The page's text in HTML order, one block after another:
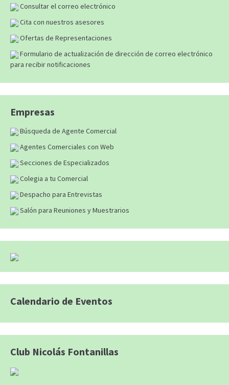
Consultar el correo electrónico
Cita con nuestros asesores
Ofertas de Representaciones
Formulario de actualización de dirección de correo electrónico
para recibir notificaciones
Empresas
Búsqueda de Agente Comercial
Agentes Comerciales con Web
Secciones de Especializados
Colegia a tu Comercial
Despacho para Entrevistas
Salón para Reuniones y Muestrarios
Calendario de Eventos
Club Nicolás Fontanillas